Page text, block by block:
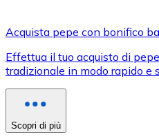
Usa le carte Visa e
Acquista con carta
Acquista pepe con bonifico
Effettua il tuo acquisto di
tradizionale in modo rapido e
Scopri di più